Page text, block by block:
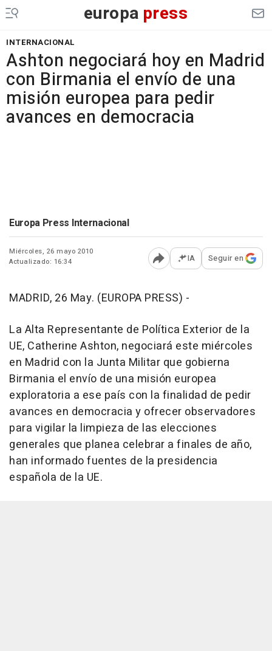
europa press
INTERNACIONAL
Ashton negociará hoy en Madrid
con Birmania el envío de una
misión europea para pedir
avances en democracia
Europa Press Internacional
Miércoles, 26 mayo 2010
Actualizado: 16:34
Abrir opciones para
IA Seguir en
MADRID, 26 May. (EUROPA PRESS) -
La Alta Representante de Política Exterior de la
UE, Catherine Ashton, negociará este miércoles
en Madrid con la Junta Militar que gobierna
Birmania el envío de una misión europea
exploratoria a ese país con la finalidad de pedir
avances en democracia y ofrecer observadores
para vigilar la limpieza de las elecciones
generales que planea celebrar a finales de año,
han informado fuentes de la presidencia
española de la UE.